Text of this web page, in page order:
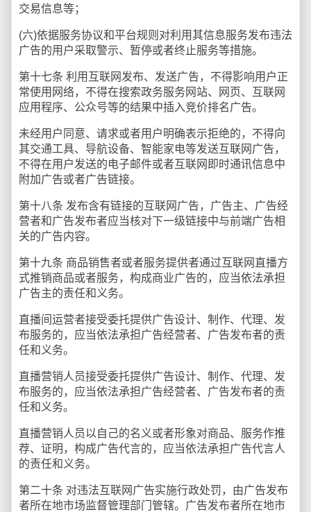
交易信息等；
(六)依据服务协议和平台规则对利用其信息服务发布违法
广告的用户采取警示、暂停或者终止服务等措施。
第十七条 利用互联网发布、发送广告，不得影响用户正
常使用网络，不得在搜索政务服务网站、网页、互联网
应用程序、公众号等的结果中插入竞价排名广告。
未经用户同意、请求或者用户明确表示拒绝的，不得向
其交通工具、导航设备、智能家电等发送互联网广告，
不得在用户发送的电子邮件或者互联网即时通讯信息中
附加广告或者广告链接。
第十八条 发布含有链接的互联网广告，广告主、广告经
营者和广告发布者应当核对下一级链接中与前端广告相
关的广告内容。
第十九条 商品销售者或者服务提供者通过互联网直播方
式推销商品或者服务，构成商业广告的，应当依法承担
广告主的责任和义务。
直播间运营者接受委托提供广告设计、制作、代理、发
布服务的，应当依法承担广告经营者、广告发布者的责
任和义务。
直播营销人员接受委托提供广告设计、制作、代理、发
布服务的，应当依法承担广告经营者、广告发布者的责
任和义务。
直播营销人员以自己的名义或者形象对商品、服务作推
荐、证明，构成广告代言的，应当依法承担广告代言人
的责任和义务。
第二十条 对违法互联网广告实施行政处罚，由广告发布
者所在地市场监督管理部门管辖。广告发布者所在地市